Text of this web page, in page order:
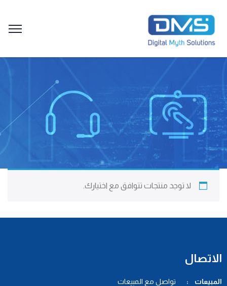
لا توجد منتجات تتوافق مع اختيارك.
الاتصال
المبيعات : تواصل مع المبيعات